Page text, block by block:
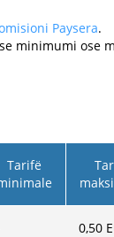
Paysera.
minimumi ose
Tarifë
0,50